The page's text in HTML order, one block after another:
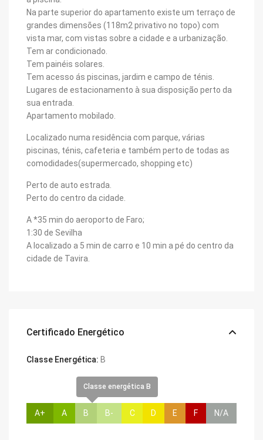
Na parte superior do apartamento existe um terraço de
grandes dimensões (118m2 privativo no topo) com
vista mar, com vistas sobre a cidade e a urbanização.
Tem ar condicionado.
Tem painéis solares.
Tem acesso ás piscinas, jardim e campo de ténis.
Lugares de estacionamento à sua disposição perto da
sua entrada.
Apartamento mobilado.
Localizado numa residência com parque, várias
piscinas, ténis, cafeteria e também perto de todas as
comodidades(supermercado, shopping etc)
Perto de auto estrada.
Perto do centro da cidade.
A *35 min do aeroporto de Faro;
1:30 de Sevilha
A localizado a 5 min de carro e 10 min a pé do centro da
cidade de Tavira.
Certificado Energético
Classe Energética: B
A+ A
Classe energética B
B B- C D E F N/A